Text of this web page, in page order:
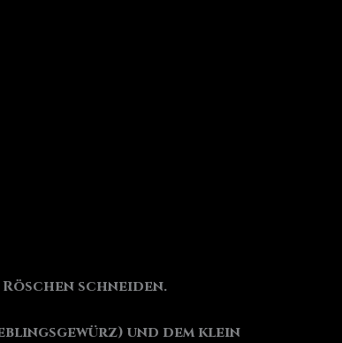
schneiden.
und dem klein